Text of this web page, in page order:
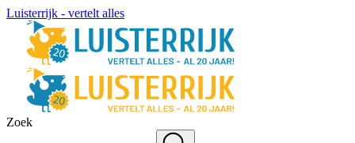
Luisterrijk - vertelt alles
Zoek